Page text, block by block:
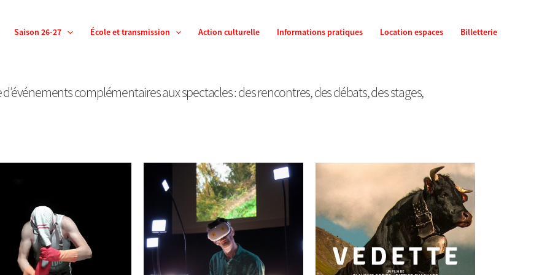
Saison 26-27 École et transmission Action culturelle Informations pratiques Location espaces Billetterie
complémentaires aux spectacles : des rencontres, des débats, des stages,